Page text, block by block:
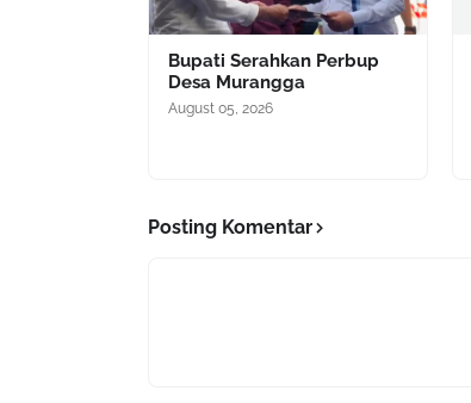
Bupati Serahkan Perbup
Desa Murangga
August 05, 2026
Posting Komentar